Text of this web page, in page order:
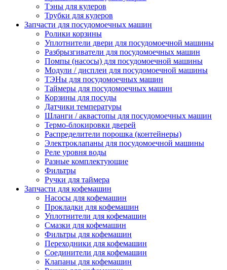
Тэны для кулеров
Трубки для кулеров
Запчасти для посудомоечных машин
Ролики корзины
Уплотнители двери для посудомоечной машины
Разбрызгиватели для посудомоечных машин
Помпы (насосы) для посудомоечной машины
Модули / дисплеи для посудомоечной машины
ТЭНы для посудомоечных машин
Таймеры для посудомоечных машин
Корзины для посуды
Датчики температуры
Шланги / аквастопы для посудомоечных машин
Термо-блокировки дверей
Распределители порошка (контейнеры)
Электроклапаны для посудомоечной машины
Реле уровня воды
Разные комплектующие
Фильтры
Ручки для таймера
Запчасти для кофемашин
Насосы для кофемашин
Прокладки для кофемашин
Уплотнители для кофемашин
Смазки для кофемашин
Фильтры для кофемашин
Переходники для кофемашин
Соединители для кофемашин
Клапаны для кофемашин